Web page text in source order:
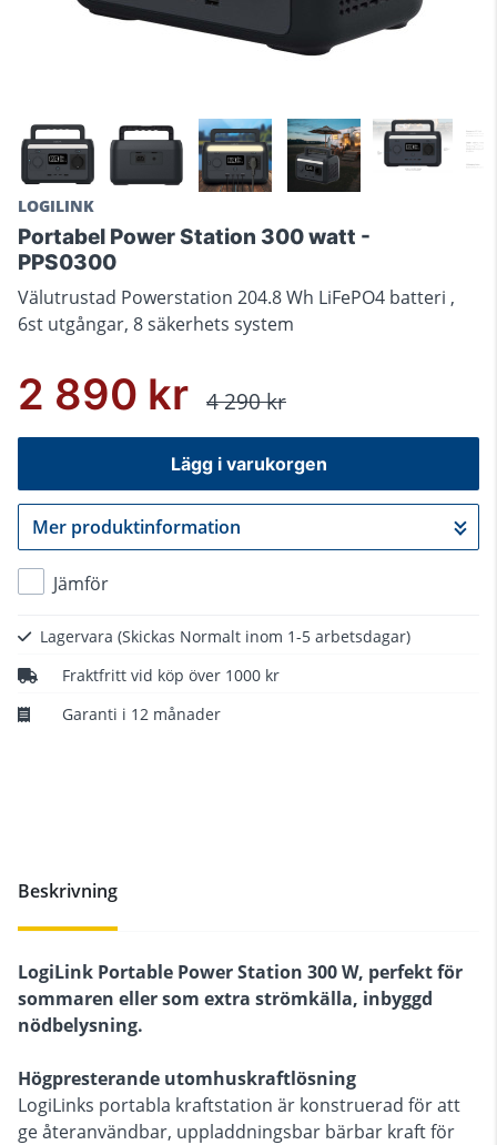
LOGILINK
Portabel Power Station 300 watt -
PPS0300
Välutrustad Powerstation 204.8 Wh LiFePO4 batteri ,
6st utgångar, 8 säkerhets system
2 890 kr 4 290 kr
Lägg i varukorgen
Gå till kassan
Mer produktinformation
Jämför
Lagervara (Skickas Normalt inom 1-5 arbetsdagar)
Fraktfritt vid köp över 1000 kr
Garanti i 12 månader
Beskrivning
LogiLink Portable Power Station 300 W, perfekt för
sommaren eller som extra strömkälla, inbyggd
nödbelysning.
Högpresterande utomhuskraftlösning
LogiLinks portabla kraftstation är konstruerad för att
ge återanvändbar, uppladdningsbar bärbar kraft för